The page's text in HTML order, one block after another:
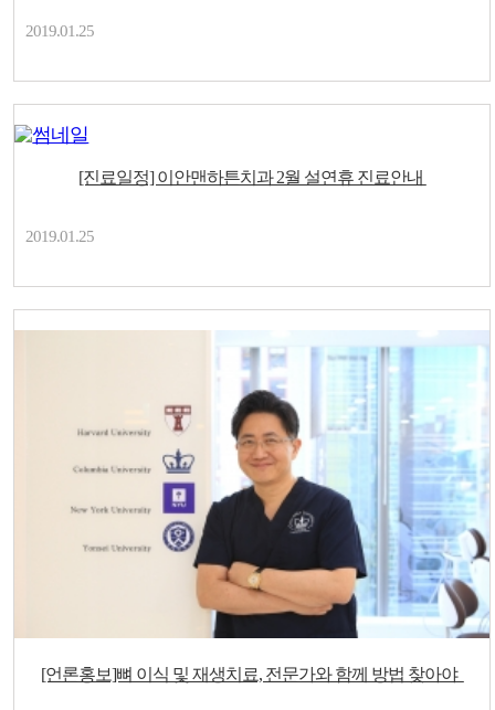
2019.01.25
[진료일정] 이안맨하튼치과 2월 설연휴 진료안내
2019.01.25
[언론홍보]뼈 이식 및 재생치료, 전문가와 함께 방법 찾아야